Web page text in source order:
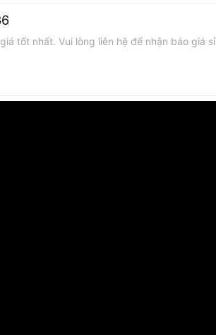
tốt nhất. Vui lòng liên hệ để nhận báo giá sỉ